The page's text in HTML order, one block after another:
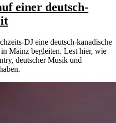
einer deutsch-
DJ eine deutsch-kanadische
Mainz begleiten. Lest hier, wie
deutscher Musik und